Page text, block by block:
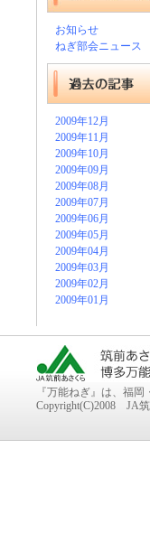
お知らせ
ねぎ部会ニュース
2009年12月
2009年11月
2009年10月
2009年09月
2009年08月
2009年07月
2009年06月
2009年05月
2009年04月
2009年03月
2009年02月
2009年01月
『万能ねぎ』は、福
Copyright(C)2008 JA